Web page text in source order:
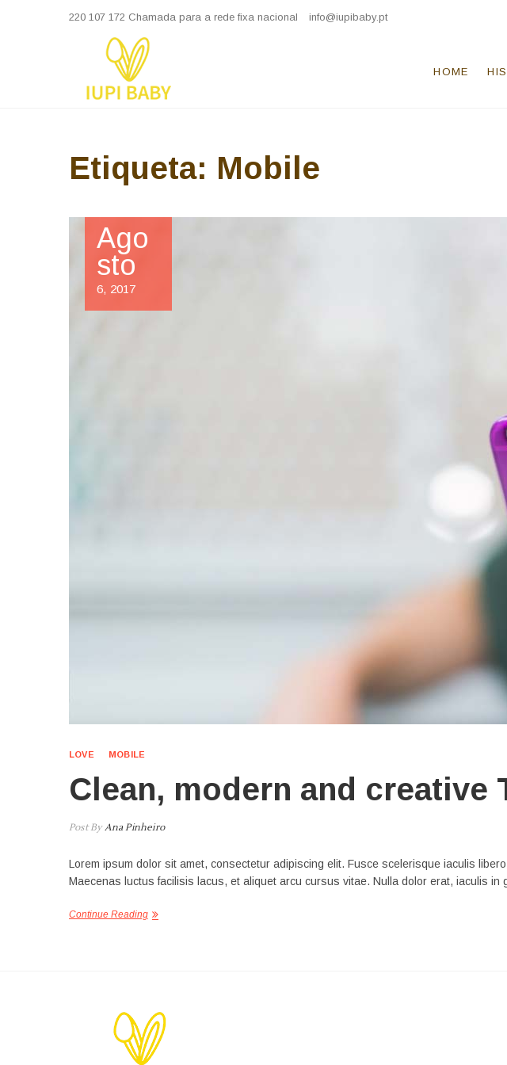
220 107 172 Chamada para a rede fixa nacional info@iupibaby.pt
HOME
Etiqueta: Mobile
Ago
sto
6, 2017
LOVE MOBILE
Clean, modern and creative
Post ByAna Pinheiro
Lorem ipsum dolor sit amet, consectetur adipiscing elit. Fusce scelerisque iaculis
Maecenas luctus facilisis lacus, et aliquet arcu cursus vitae. Nulla dolor erat, iaculis
Continue Reading